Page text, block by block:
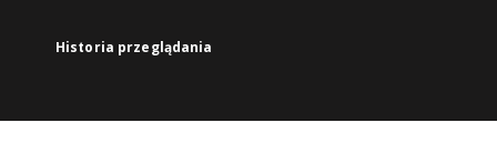
Historia przeglądania